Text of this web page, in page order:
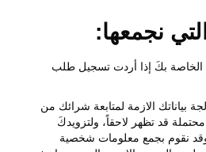
الخاصة بكَ إذا أردت تسجيل طلب
بياناتك الازمة لمتابعة شرائك من
قد تظهر لاحقاً، ولتزويدكَ
وقد نقوم بجمع معلومات شخصية